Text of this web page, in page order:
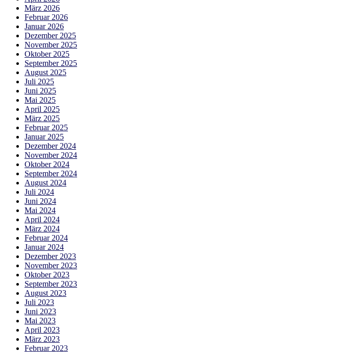
März 2026
Februar 2026
Januar 2026
Dezember 2025
November 2025
Oktober 2025
September 2025
August 2025
Juli 2025
Juni 2025
Mai 2025
April 2025
März 2025
Februar 2025
Januar 2025
Dezember 2024
November 2024
Oktober 2024
September 2024
August 2024
Juli 2024
Juni 2024
Mai 2024
April 2024
März 2024
Februar 2024
Januar 2024
Dezember 2023
November 2023
Oktober 2023
September 2023
August 2023
Juli 2023
Juni 2023
Mai 2023
April 2023
März 2023
Februar 2023